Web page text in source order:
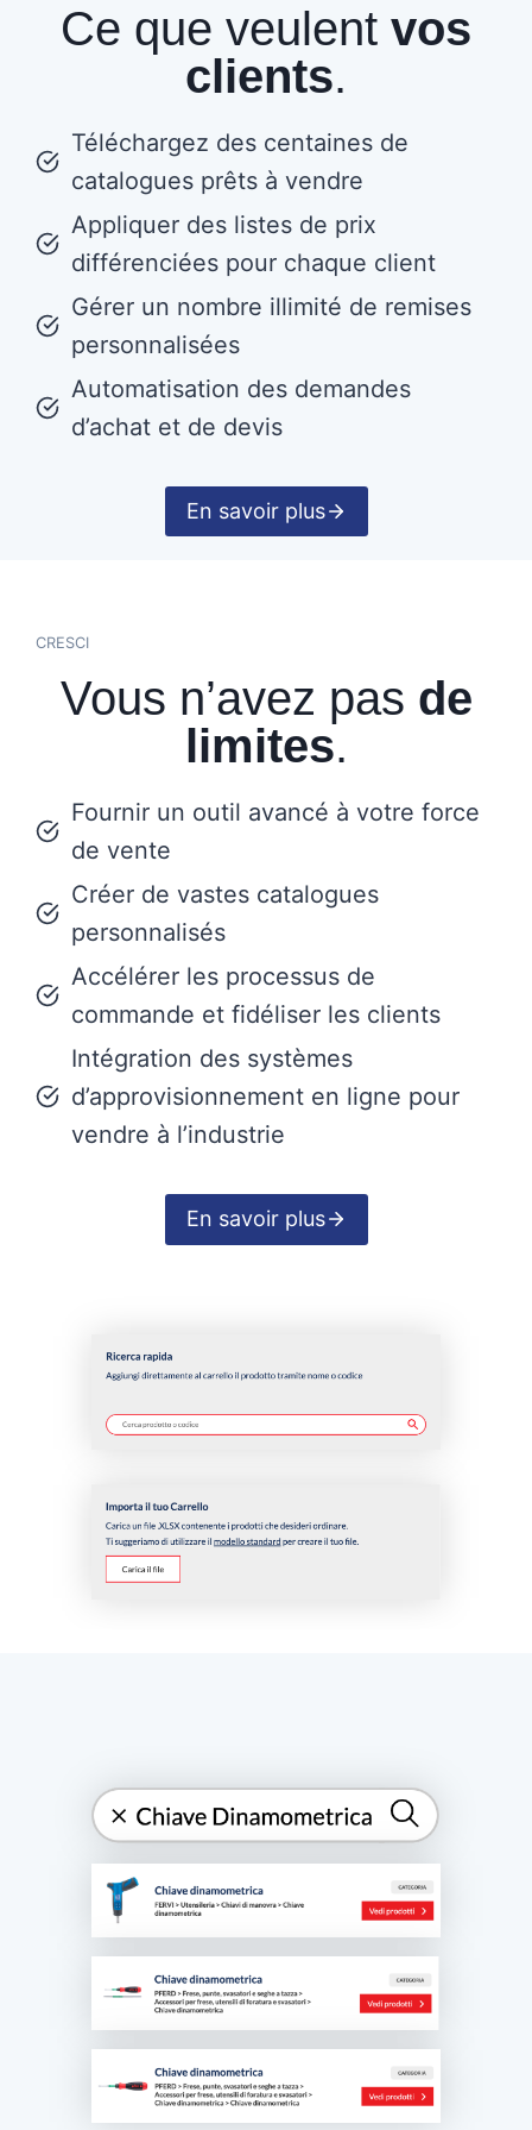
Ce que veulent vos
clients.
Téléchargez des centaines de
catalogues prêts à vendre
Appliquer des listes de prix
différenciées pour chaque client
Gérer un nombre illimité de remises
personnalisées
Automatisation des demandes
d’achat et de devis
En savoir plus
CRESCI
Vous n’avez pas de
limites.
Fournir un outil avancé à votre force
de vente
Créer de vastes catalogues
personnalisés
Accélérer les processus de
commande et fidéliser les clients
Intégration des systèmes
d’approvisionnement en ligne pour
vendre à l’industrie
En savoir plus